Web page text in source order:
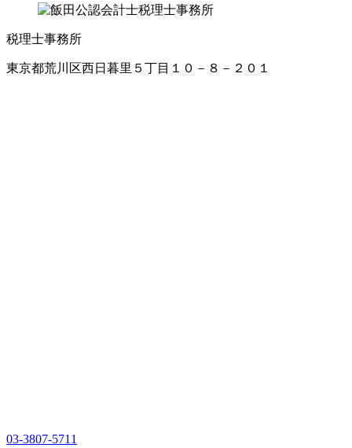
税理士事務所
東京都荒川区西日暮里５丁目１０－８－２０１
03-3807-5711